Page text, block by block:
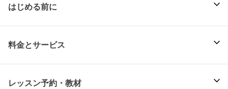
はじめる前に
料金とサービス
レッスン予約・教材